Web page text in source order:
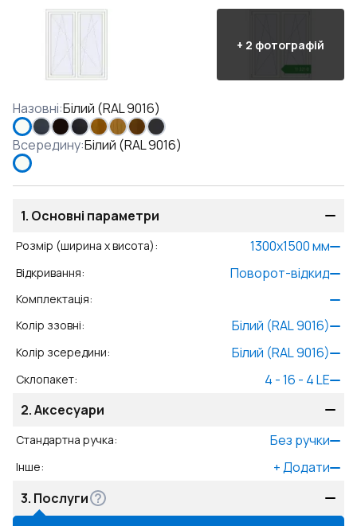
+ 2 фотографій
Назовні:Білий (RAL 9016)
Всередину:Білий (RAL 9016)
1. Основні параметри
Розмір (ширина x висота): 1300x1500мм
Відкривання: Поворот-відкид
Комплектація:
Колір ззовні: Білий (RAL 9016)
Колір зсередини: Білий (RAL 9016)
Склопакет:
4 - 16 - 4 LE
2.Аксесуари
Стандартна ручка: Без ручки
Інше: +Додати
3. Послуги